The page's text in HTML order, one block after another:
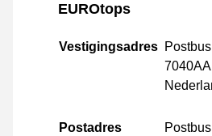
EUROtops
Vestigingsadres
Postadres